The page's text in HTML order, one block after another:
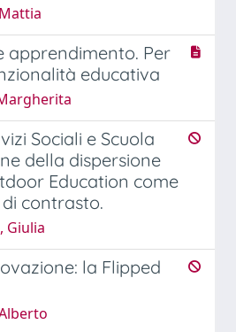
apprendimento. Per
educativa
Sociali e Scuola
della dispersione
Education come
contrasto.
Giulia
la Flipped